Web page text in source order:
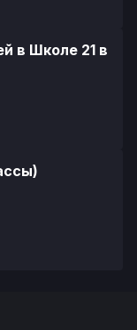
в Школе 21 в